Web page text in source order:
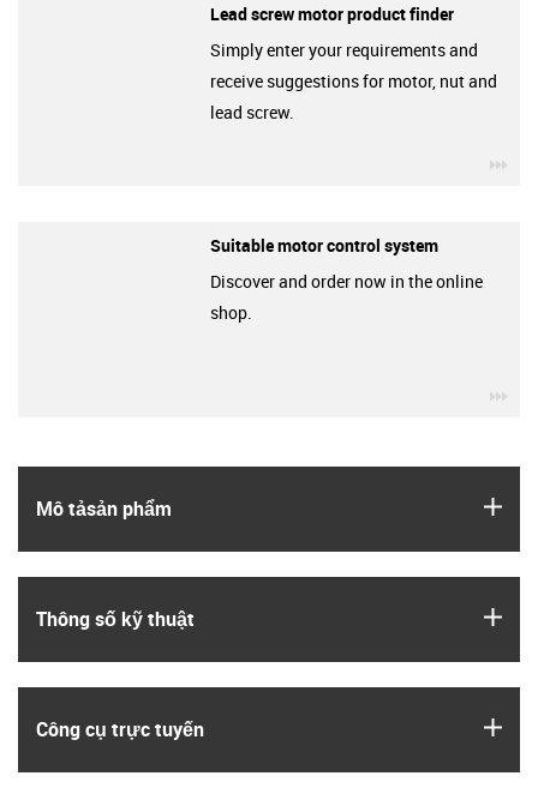
Mô tả­sản phẩm
Thông số kỹ thuật
Công cụ trực tuyến
Lead screw motor product finder
Simply enter your requirements and
receive suggestions for motor, nut and
lead screw.
Suitable motor control system
Discover and order now in the online
shop.